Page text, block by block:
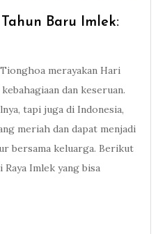
Baru Imlek:
merayakan Hari
dan keseruan.
tapi juga di Indonesia,
meriah dan dapat menjadi
bersama keluarga. Berikut
Imlek yang bisa